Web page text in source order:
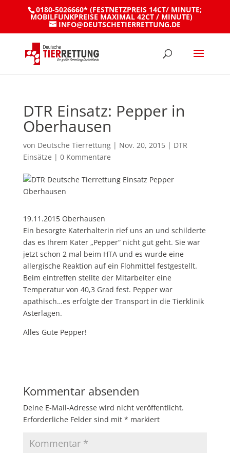
0180-5026660* (FESTNETZPREIS 14CT/ MINUTE;
MOBILFUNKPREISE MAXIMAL 42CT / MINUTE)
INFO@DEUTSCHETIERRETTUNG.DE
DTR Einsatz: Pepper in
Oberhausen
von Deutsche Tierrettung| Nov. 20, 2015| DTR
Einsätze | 0 Kommentare
19.11.2015 Oberhausen
Ein besorgte Katerhalterin rief uns an und schilderte
das es Ihrem Kater „Pepper“ nicht gut geht. Sie war
jetzt schon 2 mal beim HTA und es wurde eine
allergische Reaktion auf ein Flohmittel festgestellt.
Beim eintreffen stellte der Mitarbeiter eine
Temperatur von 40,3 Grad fest. Pepper war
apathisch…es erfolgte der Transport in die Tierklinik
Asterlagen.
Alles Gute Pepper!
Kommentar absenden
Deine E-Mail-Adresse wird nicht veröffentlicht.
Erforderliche Felder sind mit * markiert